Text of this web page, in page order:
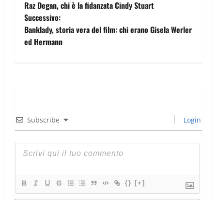
Raz Degan, chi è la fidanzata Cindy Stuart
Successivo:
Banklady, storia vera del film: chi erano Gisela Werler
ed Hermann
Subscribe Login
{} [+]